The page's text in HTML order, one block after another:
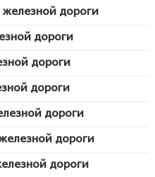
железной дороги
дороги
дороги
дороги
дороги
дороги
дороги